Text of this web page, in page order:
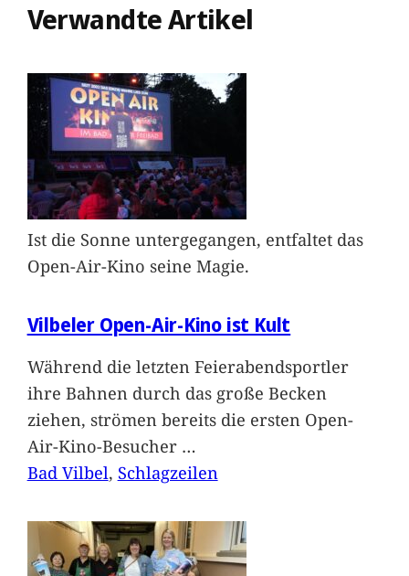
Verwandte Artikel
Ist die Sonne untergegangen, entfaltet das
Open-Air-Kino seine Magie.
Vilbeler Open-Air-Kino ist Kult
Während die letzten Feierabendsportler
ihre Bahnen durch das große Becken
ziehen, strömen bereits die ersten Open-
Air-Kino-Besucher …
Bad Vilbel, Schlagzeilen